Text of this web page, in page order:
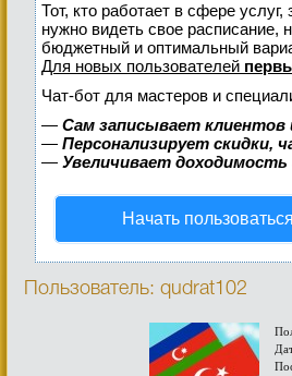
Тот, кто работает в сфере
нужно видеть свое
бюджетный и оптимальный
Для новых пользователей
Чат-бот для мастеров и
— Сам записывает
— Персонализирует скидки,
— Увеличивает
Начать
Пользователь: qudrat102